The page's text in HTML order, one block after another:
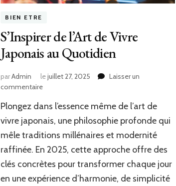
BIEN ETRE
S’Inspirer de l’Art de Vivre
Japonais au Quotidien
parAdmin lejuillet 27, 2025
Laisser un
commentairesur
de
l’Art
Vivre
Japonais
au
Quotidien
Plongez dans l’essence même de l’art de
vivre japonais, une philosophie profonde qui
mêle traditions millénaires et modernité
raffinée. En 2025, cette approche offre des
clés concrètes pour transformer chaque jour
en une expérience d’harmonie, de simplicité